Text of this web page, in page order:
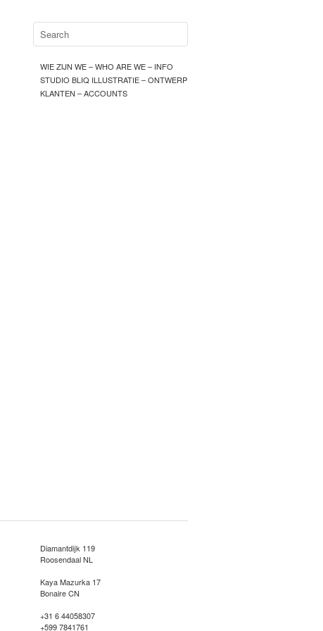
WIE ZIJN WE – WHO ARE WE – INFO
STUDIO BLIQ ILLUSTRATIE – ONTWERP
KLANTEN – ACCOUNTS
Diamantdijk 119
Roosendaal NL
Kaya Mazurka 17
Bonaire CN
+31 6 44058307
+599 7841761